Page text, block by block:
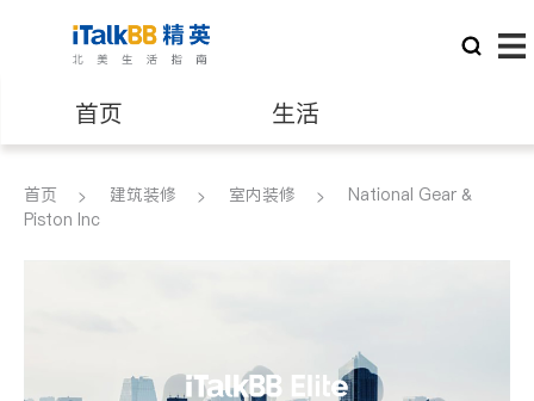
首页 生活
医生 律师
首页 建筑装修 室内装修
National Gear &
Piston Inc